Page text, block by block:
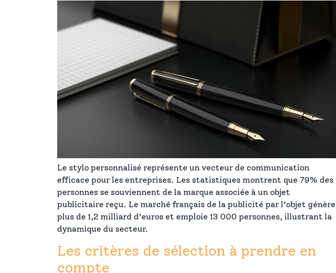
Le stylo personnalisé représente un vecteur de communication
efficace pour les entreprises. Les statistiques montrent que 79% des
personnes se souviennent de la marque associée à un objet
publicitaire reçu. Le marché français de la publicité par l'objet génère
plus de 1,2 milliard d'euros et emploie 13 000 personnes, illustrant la
dynamique du secteur.
Les critères de sélection à prendre en
compte